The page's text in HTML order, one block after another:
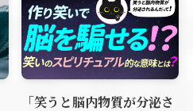
「笑うと脳内物質が分泌さ